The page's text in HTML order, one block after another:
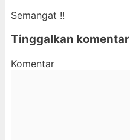
Semangat !!
Tinggalkan komentar
Komentar